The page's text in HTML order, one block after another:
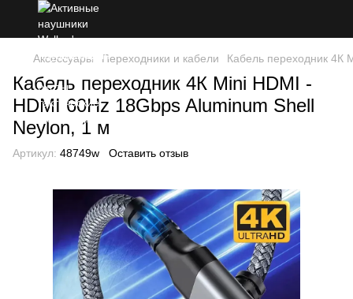
Аксессуары Переходники и кабели Кабель переходник 4К
Кабель переходник 4К Mini HDMI -
HDMI 60Hz 18Gbps Aluminum Shell
Neylon, 1 м
Артикул: 48749w Оставить отзыв